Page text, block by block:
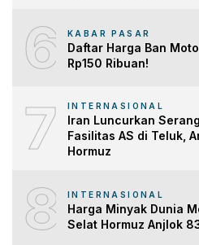
6 KABAR PASAR
Daftar Harga Ban
Rp150 Ribuan!
7 INTERNASIONAL
Iran Luncurkan
Fasilitas AS di Teluk,
Hormuz
8 INTERNASIONAL
Harga Minyak Dunia
Selat Hormuz Anjlok